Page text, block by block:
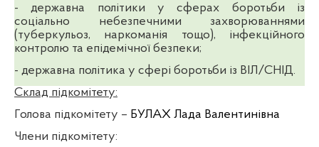
- державна політики у сферах боротьби із
соціально небезпечними захворюваннями
(туберкульоз, наркоманія тощо), інфекційного
контролю та епідемічної безпеки;
- державна політика у сфері боротьби із ВІЛ/СНІД.
Склад підкомітету:
Голова підкомітету – БУЛАХ Лада Валентинівна
Члени підкомітету: